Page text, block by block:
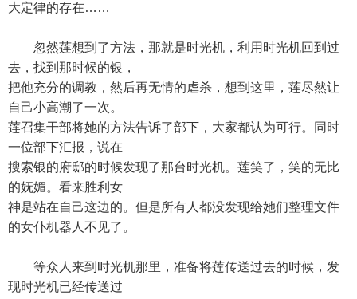
大定律的存在……
忽然莲想到了方法，那就是时光机，利用时光机回到过
去，找到那时候的银，
把他充分的调教，然后再无情的虐杀，想到这里，莲尽然让
自己小高潮了一次。
莲召集干部将她的方法告诉了部下，大家都认为可行。同时
一位部下汇报，说在
搜索银的府邸的时候发现了那台时光机。莲笑了，笑的无比
的妩媚。看来胜利女
神是站在自己这边的。但是所有人都没发现给她们整理文件
的女仆机器人不见了。
等众人来到时光机那里，准备将莲传送过去的时候，发
现时光机已经传送过